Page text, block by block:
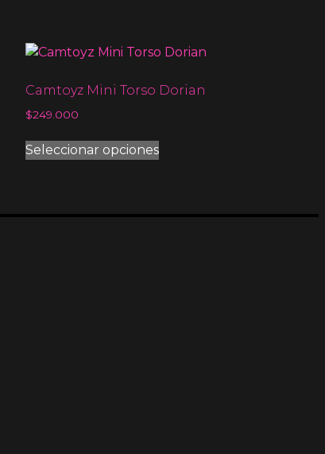
Camtoyz Mini Torso Dorian
$249.000
Seleccionar opciones